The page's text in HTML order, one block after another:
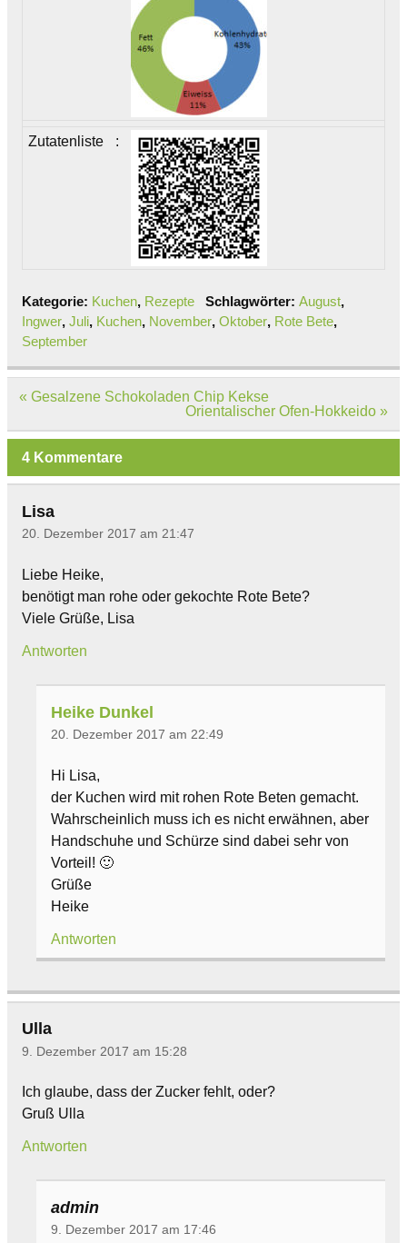
Zutatenliste :
Kategorie: Kuchen, Rezepte Schlagwörter: August,
Ingwer, Juli, Kuchen, November, Oktober, Rote Bete,
September
Beitragsnavigation
« Gesalzene Schokoladen Chip Kekse
Orientalischer Ofen-Hokkeido »
4 Kommentare
Lisa
20. Dezember 2017 am 21:47
Liebe Heike,
benötigt man rohe oder gekochte Rote Bete?
Viele Grüße, Lisa
Antworten
Heike Dunkel
20. Dezember 2017 am 22:49
Hi Lisa,
der Kuchen wird mit rohen Rote Beten gemacht.
Wahrscheinlich muss ich es nicht erwähnen, aber
Handschuhe und Schürze sind dabei sehr von
Vorteil! 🙂
Grüße
Heike
Antworten
Ulla
9. Dezember 2017 am 15:28
Ich glaube, dass der Zucker fehlt, oder?
Gruß Ulla
Antworten
admin
9. Dezember 2017 am 17:46